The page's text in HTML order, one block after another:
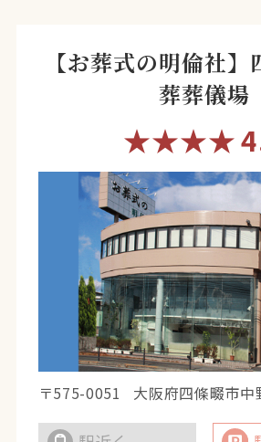
【お葬式の明倫社
葬葬儀場
★★★★
〒575-0051 大阪府四條畷市中